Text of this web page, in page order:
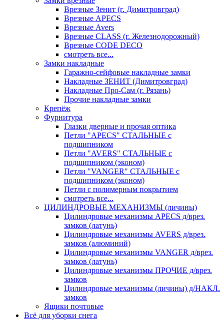
Врезные Зенит (г. Димитровград)
Врезные APECS
Врезные Avers
Врезные CLASS (г. Железнодорожный)
Врезные CODE DECO
смотреть все...
Замки накладные
Гаражно-сейфовые накладные замки
Накладные ЗЕНИТ (Димитровград)
Накладные Про-Сам (г. Рязань)
Прочие накладные замки
Крепёж
Фурнитура
Глазки дверные и прочая оптика
Петли "APECS" СТАЛЬНЫЕ с
подшипником
Петли "AVERS" СТАЛЬНЫЕ с
подшипником (эконом)
Петли "VANGER" СТАЛЬНЫЕ с
подшипником (эконом)
Петли с полимерным покрытием
смотреть все...
ЦИЛИНДРОВЫЕ МЕХАНИЗМЫ (личины)
Цилиндровые механизмы APECS д/врез.
замков (латунь)
Цилиндровые механизмы AVERS д/врез.
замков (алюминий)
Цилиндровые механизмы VANGER д/врез.
замков (латунь)
Цилиндровые механизмы ПРОЧИЕ д/врез.
замков
Цилиндровые механизмы (личины) д/НАКЛ.
замков
Ящики почтовые
Всё для уборки снега